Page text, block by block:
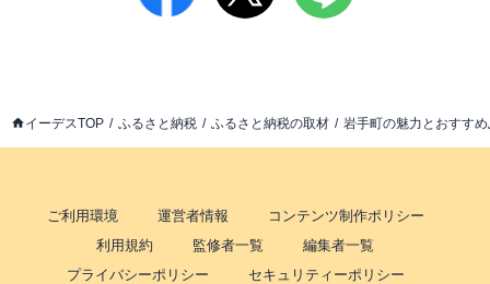
イーデスTOP ふるさと納税 ふるさと納税の取材 岩手町の魅力とおすす
ご利用環境 運営者情報
コンテンツ制作ポリシー
利用規約
監修者一覧
編集者一覧
プライバシーポリシー
セキュリティーポリシー